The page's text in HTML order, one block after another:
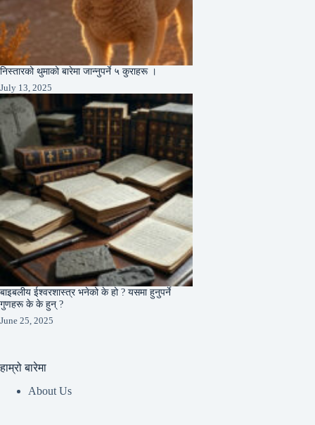
निस्तारको थुमाको बारेमा जान्नुपर्ने ५ कुराहरू ।
July 13, 2025
बाइबलीय ईश्वरशास्त्र भनेको के हो ? यसमा हुनुपर्ने
गुणहरू के के हुन् ?
June 25, 2025
हाम्रो बारेमा
About Us